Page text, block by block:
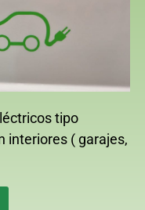
tipo
interiores ( garajes,